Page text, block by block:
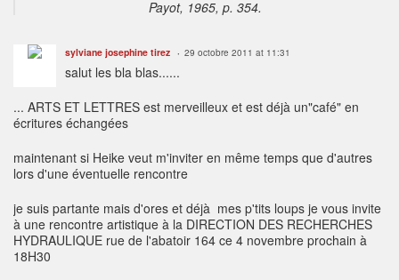
Payot, 1965, p. 354.
sylviane josephine tirez 29 octobre 2011 at 11:31
salut les bla blas......
... ARTS ET LETTRES est merveilleux et est déjà un"café" en
écritures échangées
maintenant si Heike veut m'inviter en même temps que d'autres
lors d'une éventuelle rencontre
je suis partante mais d'ores et déjà mes p'tits loups je vous invite
à une rencontre artistique à la DIRECTION DES RECHERCHES
HYDRAULIQUE rue de l'abatoir 164 ce 4 novembre prochain à
18H30